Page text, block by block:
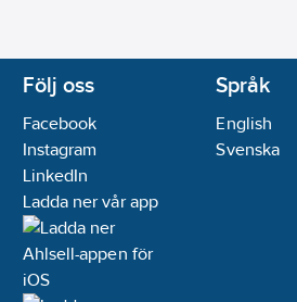
Följ oss
Facebook
Instagram
LinkedIn
Ladda ner vår app
Språk
English
Svenska